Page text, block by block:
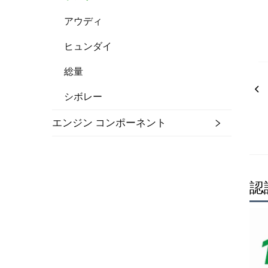
アウディ
ヒュンダイ
総量
シボレー
エンジン コンポーネント
認